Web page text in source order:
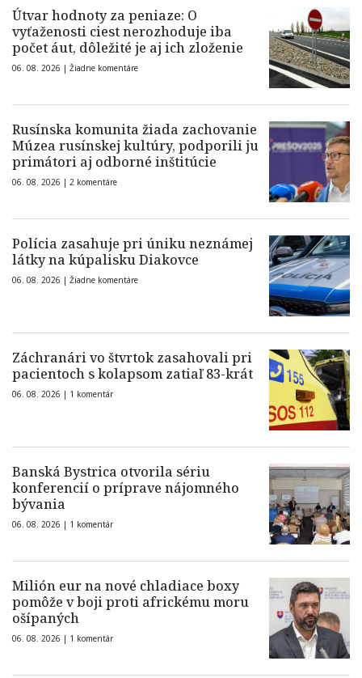
Útvar hodnoty za peniaze: O
vyťaženosti ciest nerozhoduje iba
počet áut, dôležité je aj ich zloženie
06. 08. 2026 | Žiadne komentáre
Rusínska komunita žiada zachovanie
Múzea rusínskej kultúry, podporili ju
primátori aj odborné inštitúcie
06. 08. 2026 | 2 komentáre
Polícia zasahuje pri úniku neznámej
látky na kúpalisku Diakovce
06. 08. 2026 | Žiadne komentáre
Záchranári vo štvrtok zasahovali pri
pacientoch s kolapsom zatiaľ 83-krát
06. 08. 2026 | 1 komentár
Banská Bystrica otvorila sériu
konferencií o príprave nájomného
bývania
06. 08. 2026 | 1 komentár
Milión eur na nové chladiace boxy
pomôže v boji proti africkému moru
ošípaných
06. 08. 2026 | 1 komentár